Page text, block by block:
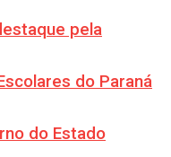
pela
do Paraná
do Estado